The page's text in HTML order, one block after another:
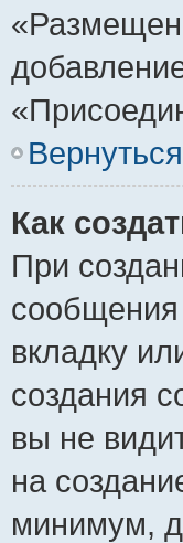
Как
При
вкладку
создания
вы не
на
минимум,